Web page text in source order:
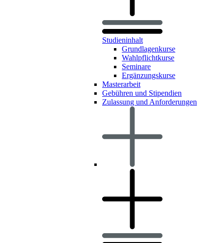
Studieninhalt
Grundlagenkurse
Wahlpflichtkurse
Seminare
Ergänzungskurse
Masterarbeit
Gebühren und Stipendien
Zulassung und Anforderungen